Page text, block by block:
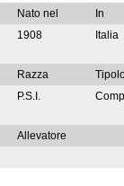
Nato nel
In
1908 Italia
Razza
P.S.I.
Allevatore